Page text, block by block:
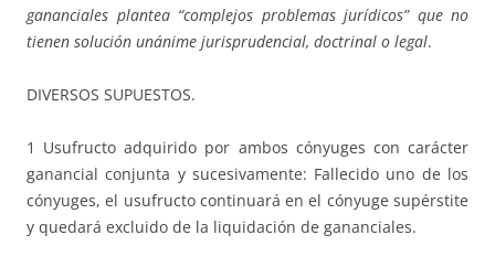
gananciales plantea “complejos problemas jurídicos” que no
tienen solución unánime jurisprudencial, doctrinal o legal.
DIVERSOS SUPUESTOS.
1 Usufructo adquirido por ambos cónyuges con carácter
ganancial conjunta y sucesivamente: Fallecido uno de los
cónyuges, el usufructo continuará en el cónyuge supérstite
y quedará excluido de la liquidación de gananciales.